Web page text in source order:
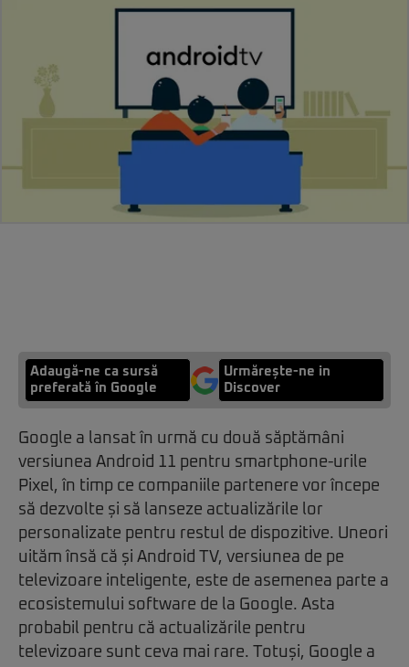
Adaugă-ne ca sursă
preferată în Google
Urmărește-ne in
Discover
Google a lansat în urmă cu două săptămâni
versiunea Android 11 pentru smartphone-urile
Pixel, în timp ce companiile partenere vor începe
să dezvolte și să lanseze actualizările lor
personalizate pentru restul de dispozitive. Uneori
uităm însă că și Android TV, versiunea de pe
televizoare inteligente, este de asemenea parte a
ecosistemului software de la Google. Asta
probabil pentru că actualizările pentru
televizoare sunt ceva mai rare. Totuși, Google a